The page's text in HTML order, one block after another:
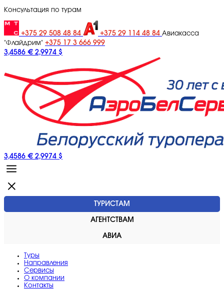
Консультация по турам
+375 29 508 48 84 +375 29 114 48 84 Авиакасса
"Флайдрим" +375 17 3 666 999
3,4586 € 2,9974 $
3,4586 € 2,9974 $
ТУРИСТАМ
АГЕНТСТВАМ
АВИА
Туры
Направления
Сервисы
O компании
Контакты